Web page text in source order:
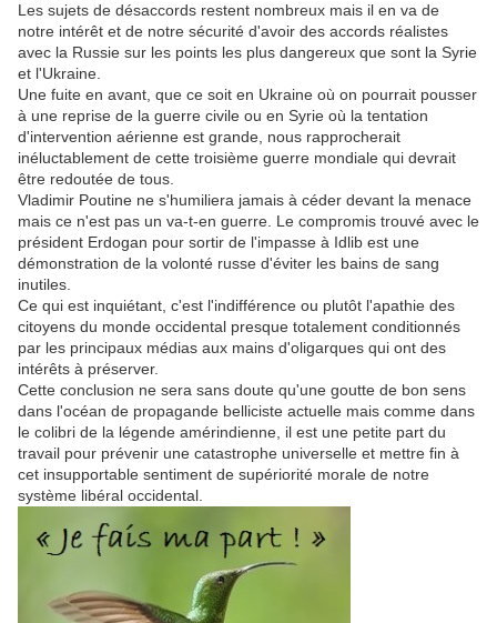
Les sujets de désaccords restent nombreux mais il en va de
notre intérêt et de notre sécurité d'avoir des accords réalistes
avec la Russie sur les points les plus dangereux que sont la Syrie
et l'Ukraine.
Une fuite en avant, que ce soit en Ukraine où on pourrait pousser
à une reprise de la guerre civile ou en Syrie où la tentation
d'intervention aérienne est grande, nous rapprocherait
inéluctablement de cette troisième guerre mondiale qui devrait
être redoutée de tous.
Vladimir Poutine ne s'humiliera jamais à céder devant la menace
mais ce n'est pas un va-t-en guerre. Le compromis trouvé avec le
président Erdogan pour sortir de l'impasse à Idlib est une
démonstration de la volonté russe d'éviter les bains de sang
inutiles.
Ce qui est inquiétant, c'est l'indifférence ou plutôt l'apathie des
citoyens du monde occidental presque totalement conditionnés
par les principaux médias aux mains d'oligarques qui ont des
intérêts à préserver.
Cette conclusion ne sera sans doute qu'une goutte de bon sens
dans l'océan de propagande belliciste actuelle mais comme dans
le colibri de la légende amérindienne, il est une petite part du
travail pour prévenir une catastrophe universelle et mettre fin à
cet insupportable sentiment de supériorité morale de notre
système libéral occidental.